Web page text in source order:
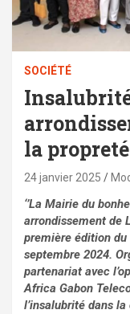
SOCIÉTÉ
la propreté
24 janvier 2025
‘’La Mairie du
arrondissement de
première édition du
septembre 2024.
partenariat avec
Africa Gabon
l’insalubrité dans